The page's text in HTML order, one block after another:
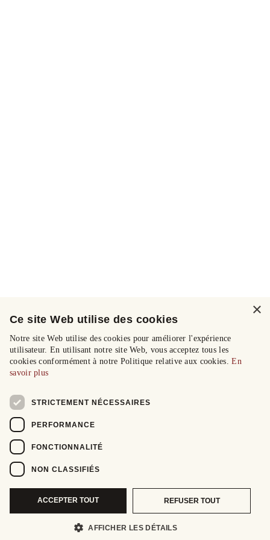
×
Ce site Web utilise des cookies
Notre site Web utilise des cookies pour améliorer l'expérience
utilisateur. En utilisant notre site Web, vous acceptez tous les
cookies conformément à notre Politique relative aux cookies.En
savoir plus
STRICTEMENT NÉCESSAIRES
PERFORMANCE
FONCTIONNALITÉ
NON CLASSIFIÉS
ACCEPTER TOUT REFUSER TOUT
AFFICHER LES DÉTAILS